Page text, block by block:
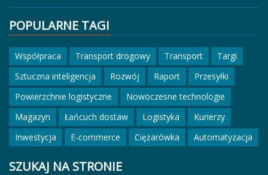
POPULARNE TAGI
Współpraca Transport drogowy Transport
Targi
Sztuczna inteligencja
Rozwój Raport
Przesyłki
Powierzchnie logistyczne
Nowoczesne technologie
Magazyn
Łańcuch dostaw Logistyka
Kurierzy
Inwestycja
E-commerce Ciężarówka Automatyzacja
SZUKAJ NA STRONIE